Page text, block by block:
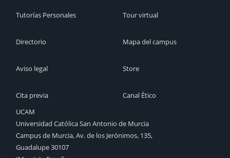
Tutorías Personales
Directorio
Aviso legal
Cita previa
Tour virtual
Mapa del campus
Store
Canal Ético
UCAM
Universidad Católica San Antonio de Murcia
Campus de Murcia, Av. de los Jerónimos, 135,
Guadalupe 30107